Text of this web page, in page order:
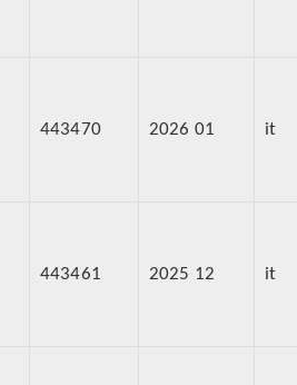
443470 2026 01 it
443461 2025 12 it